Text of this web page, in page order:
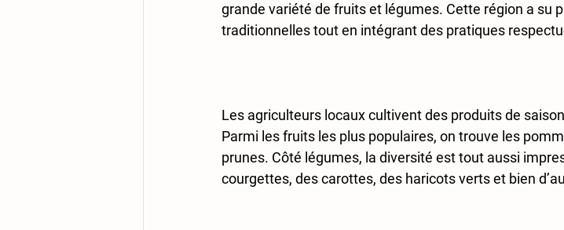
grande variété de fruits et légumes. Cette région a su
traditionnelles tout en intégrant des pratiques
Les agriculteurs locaux cultivent des produits de
Parmi les fruits les plus populaires, on trouve les
prunes. Côté légumes, la diversité est tout aussi
courgettes, des carottes, des haricots verts et bien